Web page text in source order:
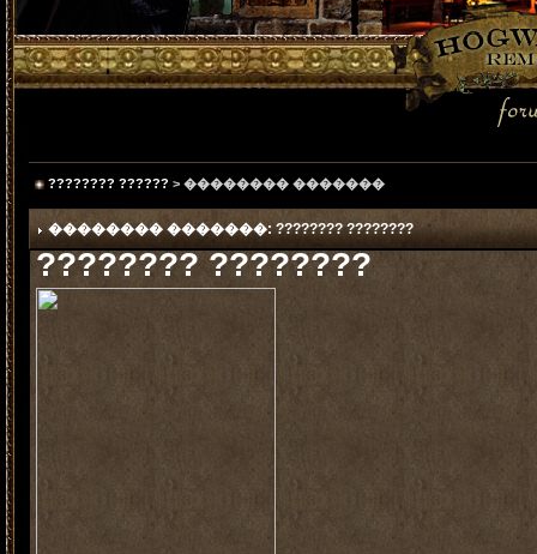
???????? ?????? > �������� �������
�������� �������: ???????? ????????
???????? ????????